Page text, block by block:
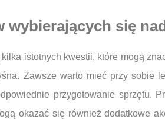
wybierających się
istotnych kwestii, które mogą
Zawsze warto mieć przy sobie
przygotowanie sprzętu.
okazać się również dodatkowe